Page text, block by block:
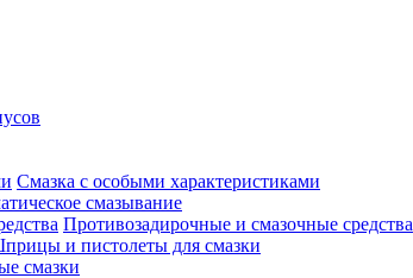
Смазка с особыми характеристиками
смазывание
Противозадирочные и смазочные средства
и пистолеты для смазки
смазки